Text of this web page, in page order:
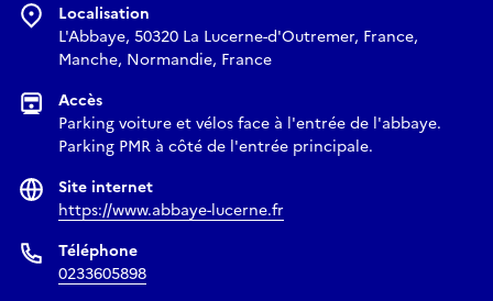
Localisation
L'Abbaye, 50320 La Lucerne-d'Outremer, France,
Manche, Normandie, France
Accès
Parking voiture et vélos face à l'entrée de l'abbaye.
Parking PMR à côté de l'entrée principale.
Site internet
https://www.abbaye-lucerne.fr
Téléphone
0233605898